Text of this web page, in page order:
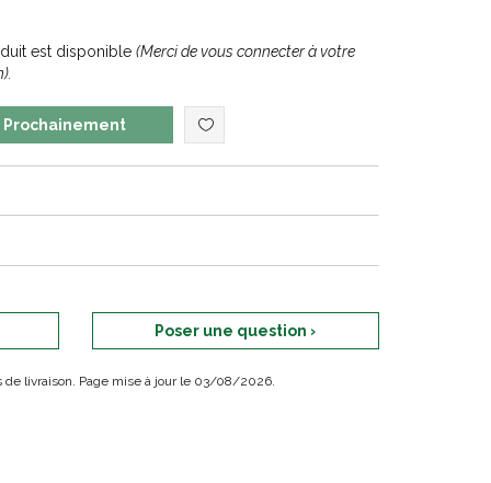
est disponible (Merci de vous connecter à votre
Prochainement
Poser une question ›
de livraison. Page mise à jour le 03/08/2026.